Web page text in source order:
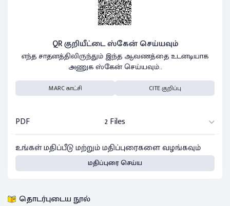
QR குறியீட்டை ஸ்கேன் செய்யவும்
எந்த சாதனத்திலிருந்தும் இந்த ஆவணத்தை உடனடியாக
அணுக ஸ்கேன் செய்யவும்..
MARC காட்சி CITE குறிப்பு
PDF
2 Files
உங்கள் மதிப்பீடு மற்றும் மதிப்புரைகளை வழங்கவும்
மதிப்புரை செய்ய
தொடர்புடைய நூல்